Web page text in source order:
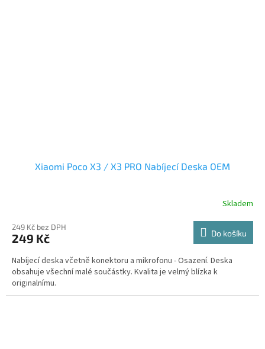
Xiaomi Poco X3 / X3 PRO Nabíjecí Deska OEM
Skladem
249 Kč bez DPH
249 Kč Do košíku
Nabíjecí deska včetně konektoru a mikrofonu - Osazení. Deska
obsahuje všechní malé součástky. Kvalita je velmý blízka k
originalnímu.